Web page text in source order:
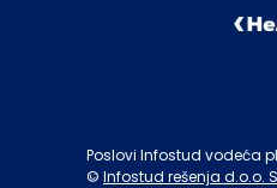
Poslovi Infostud vodeća
© Infostud rešenja d.o.o.